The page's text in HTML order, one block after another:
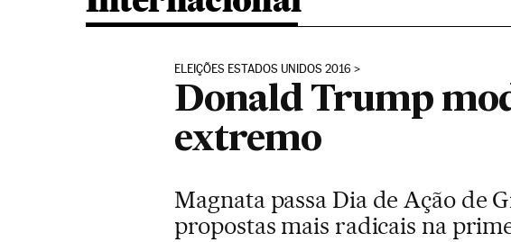
ELEIÇÕES ESTADOS UNIDOS 2016
Donald Trump
extremo
Magnata passa Dia de Ação de
propostas mais radicais na